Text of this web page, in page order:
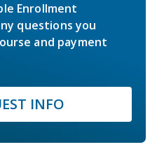
Enrollment
questions you
and payment
INFO